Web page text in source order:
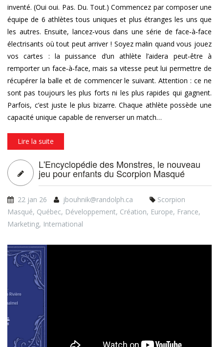
inventé. (Oui oui. Pas. Du. Tout.) Commencez par composer une
équipe de 6 athlètes tous uniques et plus étranges les uns que
les autres. Ensuite, lancez‑vous dans une série de face‑à‑face
électrisants où tout peut arriver ! Soyez malin quand vous jouez
vos cartes : la puissance d’un athlète l’aidera peut‑être à
remporter un face‑à‑face, mais sa vitesse peut lui permettre de
récupérer la balle et de commencer le suivant. Attention : ce ne
sont pas toujours les plus forts ni les plus rapides qui gagnent.
Parfois, c’est juste le plus bizarre. Chaque athlète possède une
capacité unique capable de renverser un match…
Lire la suite
L'Encyclopédie des Monstres, le nouveau
jeu pour enfants du Scorpion Masqué
22 jan 26 jbouhnik@randolph.ca
Scorpion
Masqué, Québec, Développement, Création, Europe, France,
Marketing, International
L'Encyclopédie des
Monstres I Vidéo d'annonce